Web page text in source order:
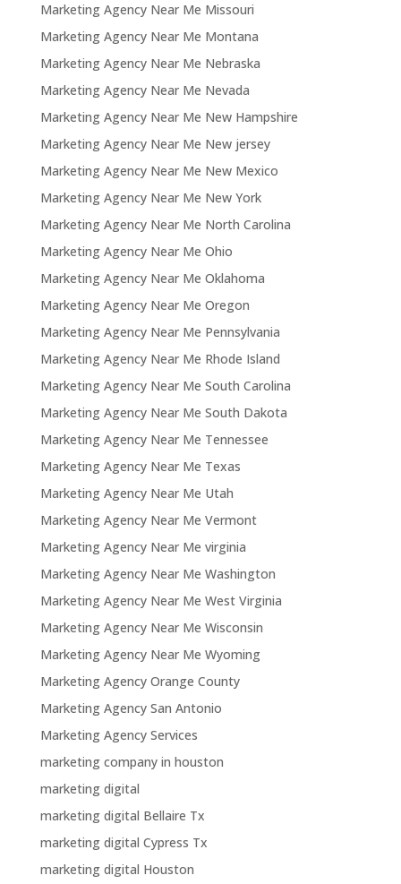
Marketing Agency Near Me Missouri
Marketing Agency Near Me Montana
Marketing Agency Near Me Nebraska
Marketing Agency Near Me Nevada
Marketing Agency Near Me New Hampshire
Marketing Agency Near Me New jersey
Marketing Agency Near Me New Mexico
Marketing Agency Near Me New York
Marketing Agency Near Me North Carolina
Marketing Agency Near Me Ohio
Marketing Agency Near Me Oklahoma
Marketing Agency Near Me Oregon
Marketing Agency Near Me Pennsylvania
Marketing Agency Near Me Rhode Island
Marketing Agency Near Me South Carolina
Marketing Agency Near Me South Dakota
Marketing Agency Near Me Tennessee
Marketing Agency Near Me Texas
Marketing Agency Near Me Utah
Marketing Agency Near Me Vermont
Marketing Agency Near Me virginia
Marketing Agency Near Me Washington
Marketing Agency Near Me West Virginia
Marketing Agency Near Me Wisconsin
Marketing Agency Near Me Wyoming
Marketing Agency Orange County
Marketing Agency San Antonio
Marketing Agency Services
marketing company in houston
marketing digital
marketing digital Bellaire Tx
marketing digital Cypress Tx
marketing digital Houston